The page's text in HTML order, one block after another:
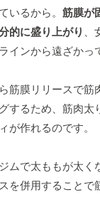
いるから。 筋膜が
的に盛り上がり
インから遠ざかっ
筋膜リリースで筋
するため、筋肉太
が作れるのです。
ムで太ももが太く
を併用することで